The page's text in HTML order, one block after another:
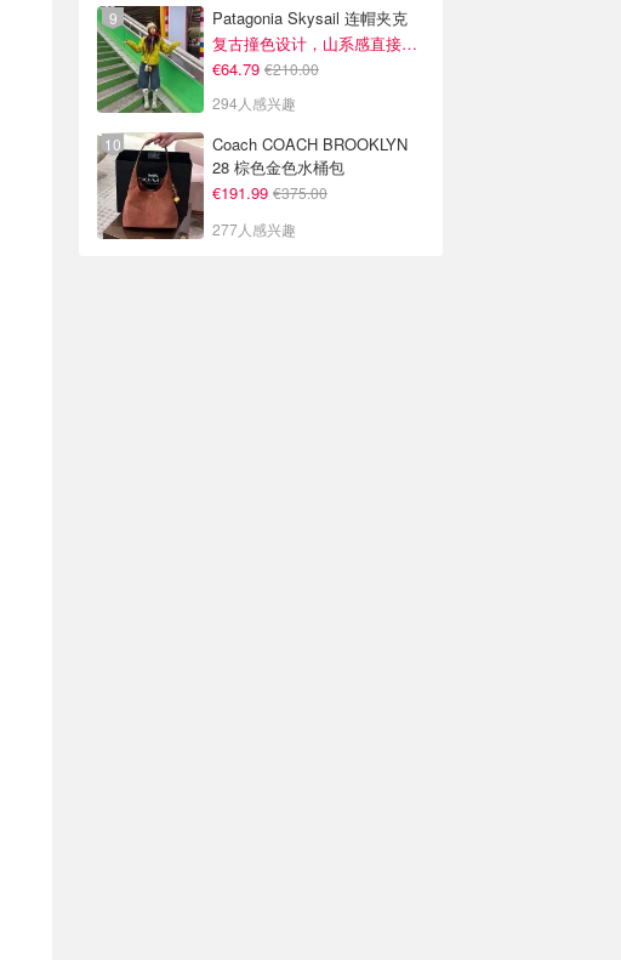
Patagonia Skysail 连帽夹克
复古撞色设计，山系感直接拉满
€64.79 €210.00
294人感兴趣
Coach COACH BROOKLYN
28 棕色金色水桶包
€191.99 €375.00
277人感兴趣